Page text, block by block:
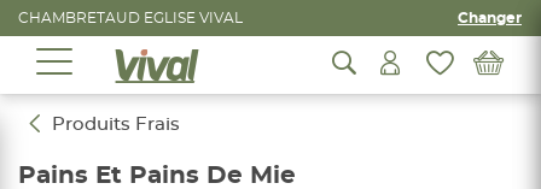
CHAMBRETAUD EGLISE VIVAL Changer
Produits Frais
Pains Et Pains De Mie